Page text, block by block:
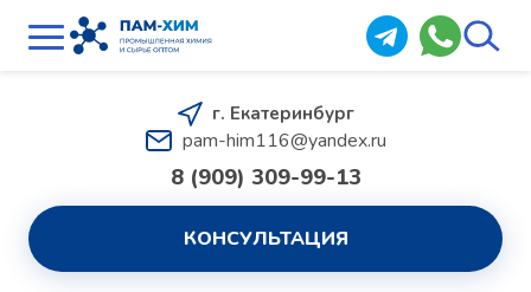
г. Екатеринбург
pam-him116@yandex.ru
8 (909) 309-99-13
КОНСУЛЬТАЦИЯ